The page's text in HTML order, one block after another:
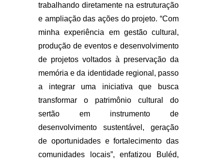
trabalhando diretamente na estruturação
e ampliação das ações do projeto. “Com
minha experiência em gestão cultural,
produção de eventos e desenvolvimento
de projetos voltados à preservação da
memória e da identidade regional, passo
a integrar uma iniciativa que busca
transformar o patrimônio cultural do
sertão em instrumento de
desenvolvimento sustentável, geração
de oportunidades e fortalecimento das
comunidades locais”, enfatizou Buléd,